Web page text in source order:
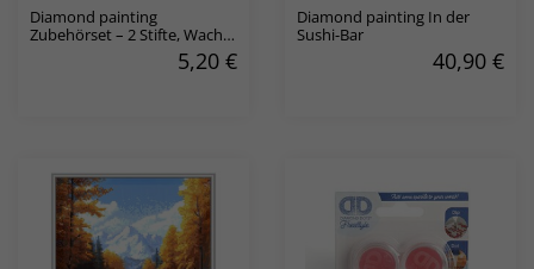
Diamond painting
Zubehörset – 2 Stifte, Wachs
5,20 €
Diamond painting In der
Sushi-Bar
40,90 €